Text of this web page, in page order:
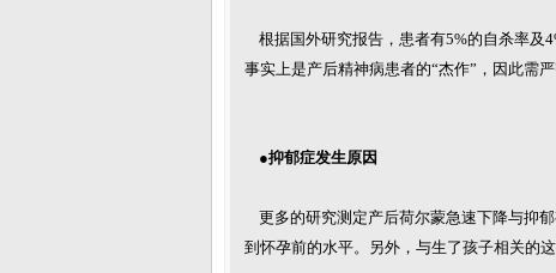
根据国外研究报告，患者有5%的自杀率及
事实上是产后精神病患者的“杰作”，因此需
●抑郁症发生原因
更多的研究测定产后荷尔蒙急速下降与抑
到怀孕前的水平。另外，与生了孩子相关的